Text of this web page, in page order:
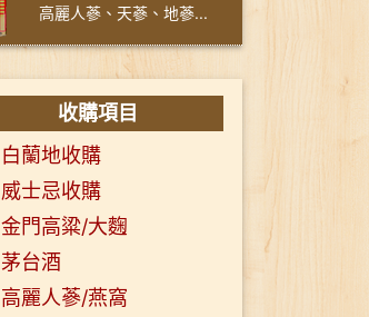
高麗人蔘、天蔘、地蔘...
收購項目
白蘭地收購
威士忌收購
金門高粱/大麴
茅台酒
高麗人蔘/燕窩